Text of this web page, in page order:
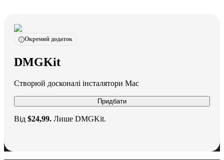
Окремий додаток
DMGKit
Створюй досконалі інсталятори Mac
Придбати
Від $24,99. Лише DMGKit.